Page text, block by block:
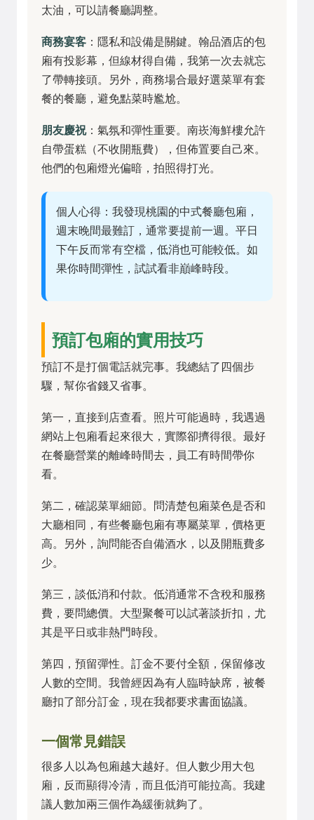
太油，可以請餐廳調整。
商務宴客 ：隱私和設備是關鍵。翰品酒店的包
廂有投影幕，但線材得自備，我第一次去就忘
了帶轉接頭。另外，商務場合最好選菜單有套
餐的餐廳，避免點菜時尷尬。
朋友慶祝：氣氛和彈性重要。南崁海鮮樓允許
自帶蛋糕（不收開瓶費），但佈置要自己來。
他們的包廂燈光偏暗，拍照得打光。
個人心得：我發現桃園的中式餐廳包廂，
週末晚間最難訂，通常要提前一週。平日
下午反而常有空檔，低消也可能較低。如
果你時間彈性，試試看非巔峰時段。
預訂包廂的實用技巧
預訂不是打個電話就完事。我總結了四個步
驟，幫你省錢又省事。
第一，直接到店查看。照片可能過時，我遇過
網站上包廂看起來很大，實際卻擠得很。最好
在餐廳營業的離峰時間去，員工有時間帶你
看。
第二，確認菜單細節。問清楚包廂菜色是否和
大廳相同，有些餐廳包廂有專屬菜單，價格更
高。另外，詢問能否自備酒水，以及開瓶費多
少。
第三，談低消和付款。低消通常不含稅和服務
費，要問總價。大型聚餐可以試著談折扣，尤
其是平日或非熱門時段。
第四，預留彈性。訂金不要付全額，保留修改
人數的空間。我曾經因為有人臨時缺席，被餐
廳扣了部分訂金，現在我都要求書面協議。
一個常見錯誤
很多人以為包廂越大越好。但人數少用大包
廂，反而顯得冷清，而且低消可能拉高。我建
議人數加兩三個作為緩衝就夠了。